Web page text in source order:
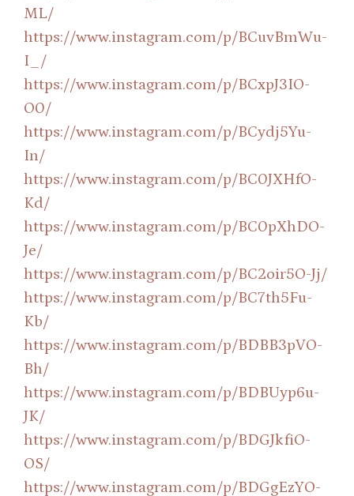
ML/
https://www.instagram.com/p/BCuvBmWu-
I_/
https://www.instagram.com/p/BCxpJ3IO-
O0/
https://www.instagram.com/p/BCydj5Yu-
In/
https://www.instagram.com/p/BC0JXHfO-
Kd/
https://www.instagram.com/p/BC0pXhDO-
Je/
https://www.instagram.com/p/BC2oir5O-Jj/
https://www.instagram.com/p/BC7th5Fu-
Kb/
https://www.instagram.com/p/BDBB3pVO-
Bh/
https://www.instagram.com/p/BDBUyp6u-
JK/
https://www.instagram.com/p/BDGJkfiO-
OS/
https://www.instagram.com/p/BDGgEzYO-